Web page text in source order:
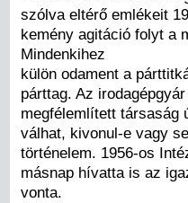
szólva eltérő emlékeit
kemény agitáció folyt a
Mindenkihez
külön odament a
párttag. Az
megfélemlített társaság
válhat, kivonul-e vagy
történelem. 1956-os
másnap hívatta is az
vonta.